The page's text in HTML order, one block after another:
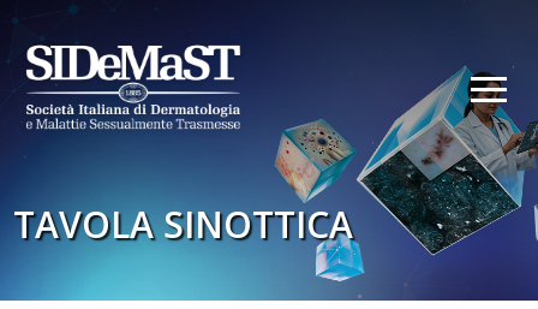
TAVOLA SINOTTICA